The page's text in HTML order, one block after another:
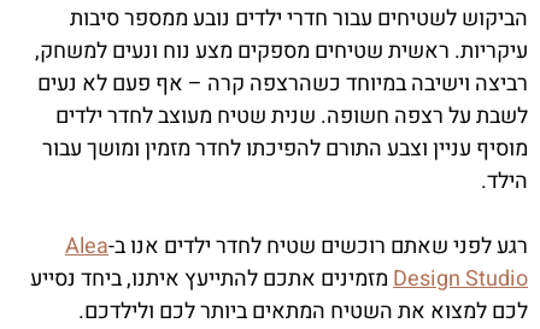
הביקוש לשטיחים עבור חדרי ילדים נובע ממספר סיבות
עיקריות. ראשית שטיחים מספקים מצע נוח ונעים למשחק,
רביצה וישיבה במיוחד כשהרצפה קרה – אף פעם לא נעים
לשבת על רצפה חשופה. שנית שטיח מעוצב לחדר ילדים
מוסיף עניין וצבע התורם להפיכתו לחדר מזמין ומושך עבור
הילד.
רגע לפני שאתם רוכשים שטיח לחדר ילדים אנו ב-Alea
DesignStudio
מזמינים אתכם להתייעץ איתנו, ביחד נסייע
לכם למצוא את השטיח המתאים ביותר לכם ולילדכם.